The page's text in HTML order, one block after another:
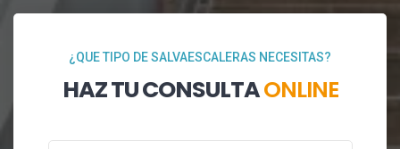
¿QUE TIPO DE SALVAESCALERAS NECESITAS?
HAZ TU CONSULTAONLINE